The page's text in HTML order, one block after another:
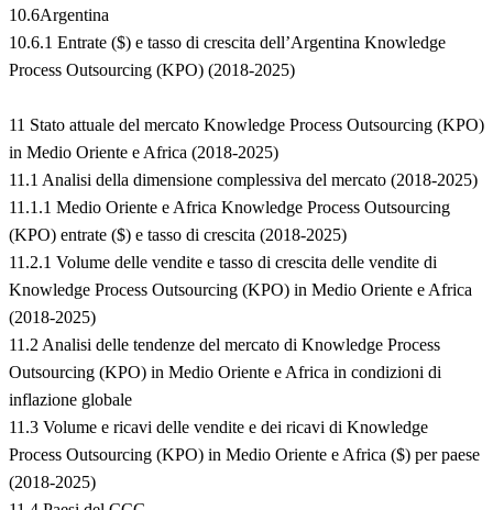
10.6Argentina
10.6.1 Entrate ($) e tasso di crescita dell’Argentina Knowledge
Process Outsourcing (KPO) (2018-2025)
11 Stato attuale del mercato Knowledge Process Outsourcing (KPO)
in Medio Oriente e Africa (2018-2025)
11.1 Analisi della dimensione complessiva del mercato (2018-2025)
11.1.1 Medio Oriente e Africa Knowledge Process Outsourcing
(KPO) entrate ($) e tasso di crescita (2018-2025)
11.2.1 Volume delle vendite e tasso di crescita delle vendite di
Knowledge Process Outsourcing (KPO) in Medio Oriente e Africa
(2018-2025)
11.2 Analisi delle tendenze del mercato di Knowledge Process
Outsourcing (KPO) in Medio Oriente e Africa in condizioni di
inflazione globale
11.3 Volume e ricavi delle vendite e dei ricavi di Knowledge
Process Outsourcing (KPO) in Medio Oriente e Africa ($) per paese
(2018-2025)